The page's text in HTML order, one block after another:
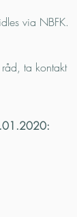
via NBFK.
ta kontakt
: